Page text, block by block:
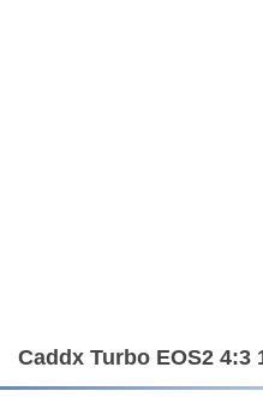
Caddx Turbo EOS2 4:3